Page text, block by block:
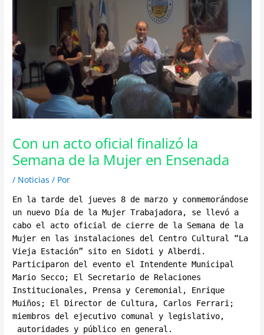
Con un acto oficial finalizó la
Semana de la Mujer en Ensenada
/ Noticias / Por
En la tarde del jueves 8 de marzo y conmemorándose
un nuevo Día de la Mujer Trabajadora, se llevó a
cabo el acto oficial de cierre de la Semana de la
Mujer en las instalaciones del Centro Cultural “La
Vieja Estación” sito en Sidoti y Alberdi.
Participaron del evento el Intendente Municipal
Mario Secco; El Secretario de Relaciones
Institucionales, Prensa y Ceremonial, Enrique
Muiños; El Director de Cultura, Carlos Ferrari;
miembros del ejecutivo comunal y legislativo,
autoridades y público en general.